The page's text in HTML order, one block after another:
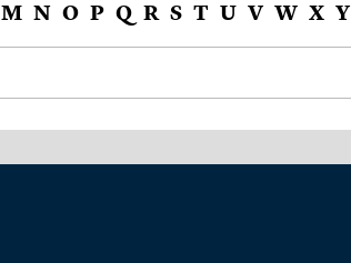
M N O P Q R S T U V W X Y